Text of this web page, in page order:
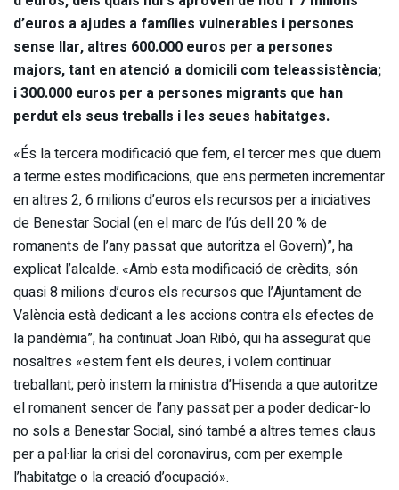
d’euros a ajudes a famílies vulnerables i persones
sense llar, altres 600.000 euros per a persones
majors, tant en atenció a domicili com teleassistència;
i 300.000 euros per a persones migrants que han
perdut els seus treballs i les seues habitatges.
«És la tercera modificació que fem, el tercer mes que duem
a terme estes modificacions, que ens permeten incrementar
en altres 2, 6 milions d’euros els recursos per a iniciatives
de Benestar Social (en el marc de l’ús dell 20 % de
romanents de l’any passat que autoritza el Govern)”, ha
explicat l’alcalde. «Amb esta modificació de crèdits, són
quasi 8 milions d’euros els recursos que l’Ajuntament de
València està dedicant a les accions contra els efectes de
la pandèmia”, ha continuat Joan Ribó, qui ha assegurat que
nosaltres «estem fent els deures, i volem continuar
treballant; però instem la ministra d’Hisenda a que autoritze
el romanent sencer de l’any passat per a poder dedicar-lo
no sols a Benestar Social, sinó també a altres temes claus
per a pal·liar la crisi del coronavirus, com per exemple
l’habitatge o la creació d’ocupació».